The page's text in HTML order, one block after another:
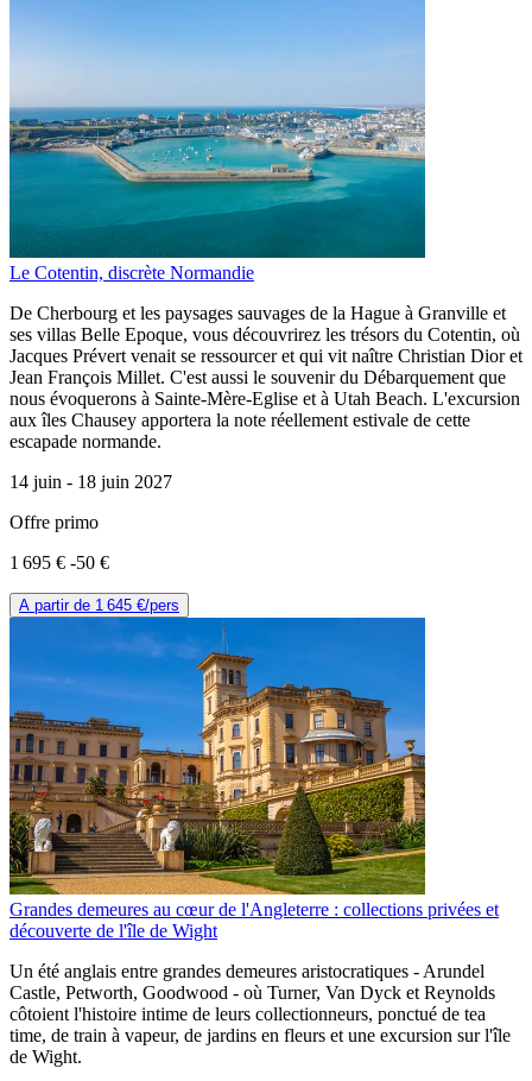
Le Cotentin, discrète Normandie
De Cherbourg et les paysages sauvages de la Hague à Granville et
ses villas Belle Epoque, vous découvrirez les trésors du Cotentin, où
Jacques Prévert venait se ressourcer et qui vit naître Christian Dior et
Jean François Millet. C'est aussi le souvenir du Débarquement que
nous évoquerons à Sainte-Mère-Eglise et à Utah Beach. L'excursion
aux îles Chausey apportera la note réellement estivale de cette
escapade normande.
14 juin - 18 juin 2027
Offre primo
1 695 € -50 €
A partir de 1 645 €/pers
Grandes demeures au cœur de l'Angleterre : collections privées et
découverte de l'île de Wight
Un été anglais entre grandes demeures aristocratiques - Arundel
Castle, Petworth, Goodwood - où Turner, Van Dyck et Reynolds
côtoient l'histoire intime de leurs collectionneurs, ponctué de tea
time, de train à vapeur, de jardins en fleurs et une excursion sur l'île
de Wight.